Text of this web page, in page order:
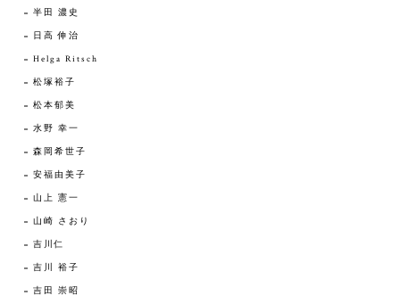
半田 濃史
日高 伸治
Helga Ritsch
松塚裕子
松本郁美
水野 幸一
森岡希世子
安福由美子
山上 憲一
山崎 さおり
吉川仁
吉川 裕子
吉田 崇昭